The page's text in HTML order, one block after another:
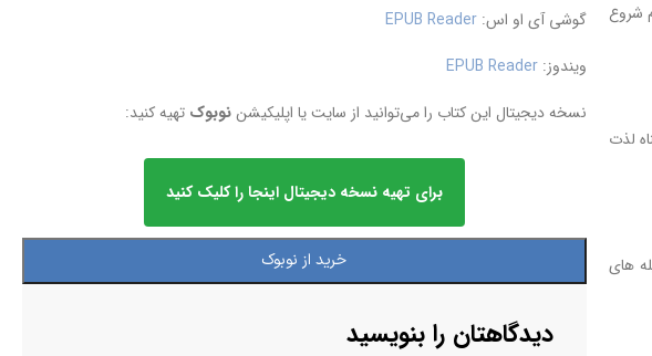
شروع
لذت
های
گوشی آی او اس:EPUB Reader
ویندوز:EPUB Reader
نسخه دیجیتال این کتاب را می‌توانید از سایت یا اپلیکیشننوبوک تهیه کنید:
برای تهیه نسخه دیجیتال اینجا را کلیک کنید
خرید از نوبوک
دیدگاهتان را بنویسید